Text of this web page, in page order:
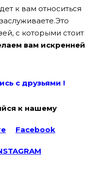
к вам относиться
с которыми стоит
вам искренней
с друзьями !
к нашему
Facebook